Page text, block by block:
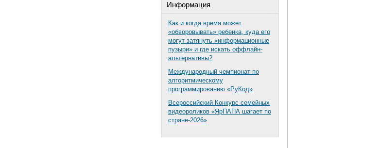
Информация
Как и когда время может
«обворовывать» ребенка, куда его
могут затянуть «информационные
пузыри» и где искать оффлайн-
альтернативы?
Международный чемпионат по
алгоритмическому
программированию «РуКод»
Всероссийский Конкурс семейных
видеороликов «ЯрПАПА шагает по
стране-2026»